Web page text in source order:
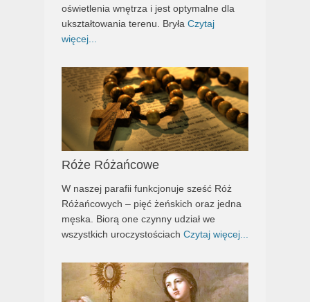
oświetlenia wnętrza i jest optymalne dla
ukształtowania terenu. Bryła Czytaj
więcej...
Róże Różańcowe
W naszej parafii funkcjonuje sześć Róż
Różańcowych – pięć żeńskich oraz jedna
męska. Biorą one czynny udział we
wszystkich uroczystościach Czytaj więcej...